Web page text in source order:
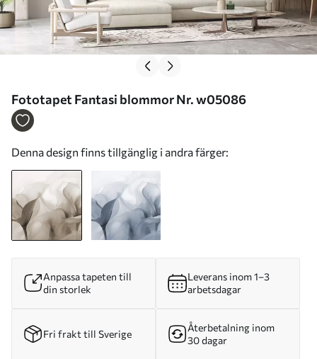
Fototapet Fantasi blommor Nr. w05086
Denna design finns tillgänglig i andra färger:
Anpassa tapeten till
din storlek
Leverans inom 1–3
arbetsdagar
Fri frakt till Sverige
Återbetalning inom
30 dagar